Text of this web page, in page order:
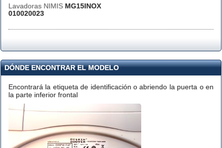
Lavadoras NIMIS MG15INOX
010020023
DÓNDE ENCONTRAR EL MODELO
Encontrará la etiqueta de identificación o abriendo la puerta o en
la parte inferior frontal